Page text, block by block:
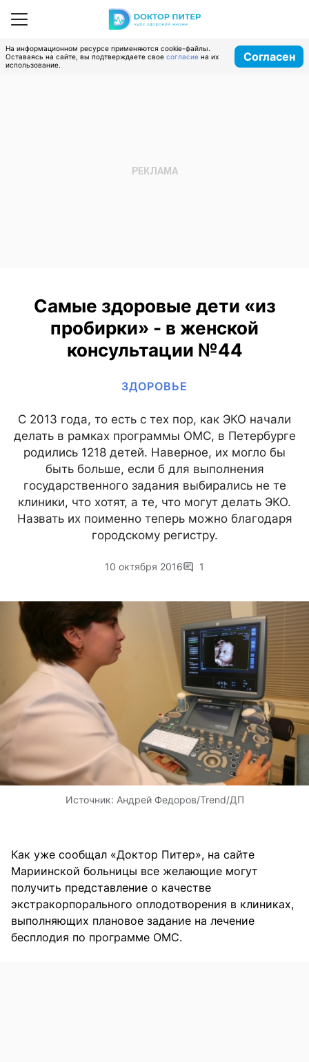
На информационном ресурсе применяются cookie-файлы.
Оставаясь на сайте, вы подтверждаете свое согласие на их
использование.
Согласен
Самые здоровые дети «из
пробирки» - в женской
консультации №44
ЗДОРОВЬЕ
С 2013 года, то есть с тех пор, как ЭКО начали
делать в рамках программы ОМС, в Петербурге
родились 1218 детей. Наверное, их могло бы
быть больше, если б для выполнения
государственного задания выбирались не те
клиники, что хотят, а те, что могут делать ЭКО.
Назвать их поименно теперь можно благодаря
городскому регистру.
10 октября 2016 1
Источник: Андрей Федоров/Trend/ДП
Как уже сообщал «Доктор Питер», на сайте
Мариинской больницы все желающие могут
получить представление о качестве
экстракорпорального оплодотворения в клиниках,
выполняющих плановое задание на лечение
бесплодия по программе ОМС.